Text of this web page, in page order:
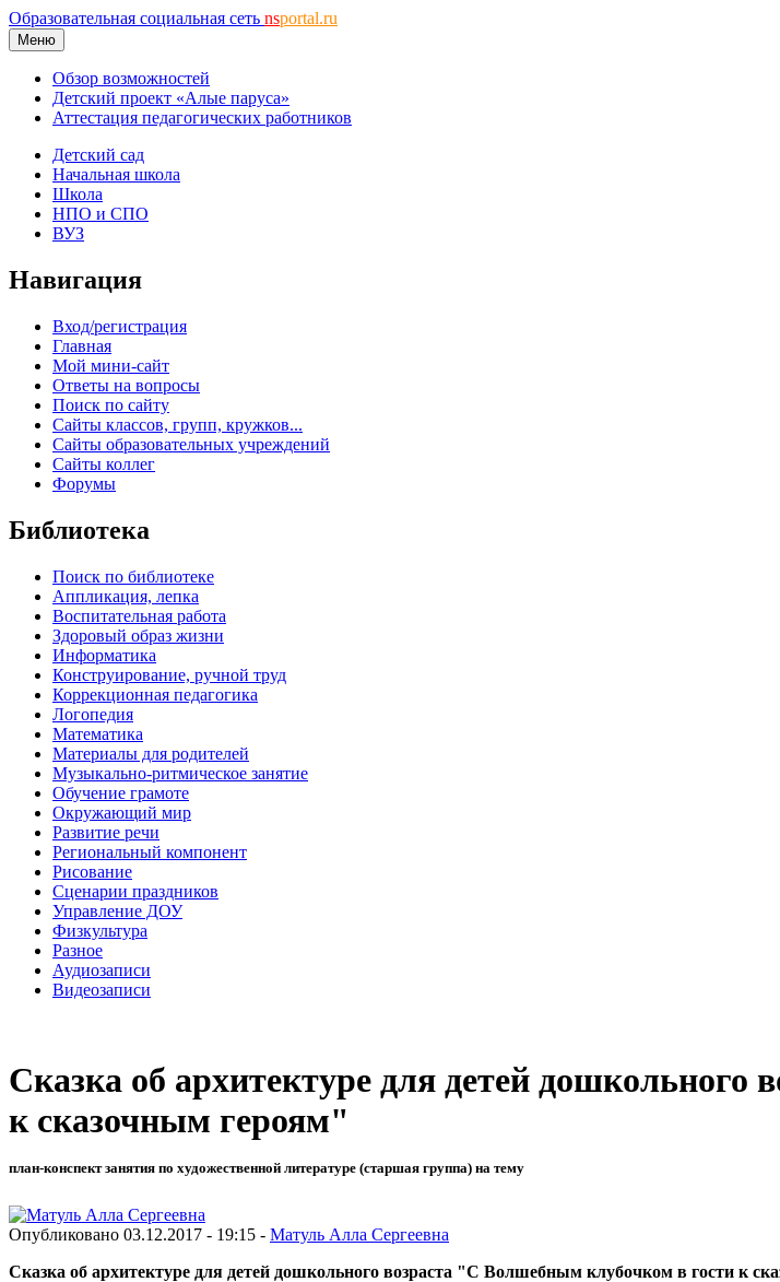
Образовательная социальная сеть nsportal.ru
Меню
Обзор возможностей
Детский проект «Алые паруса»
Аттестация педагогических работников
Детский сад
Начальная школа
Школа
НПО и СПО
ВУЗ
Навигация
Вход/регистрация
Главная
Мой мини-сайт
Ответы на вопросы
Поиск по сайту
Сайты классов, групп, кружков...
Сайты образовательных учреждений
Сайты коллег
Форумы
Библиотека
Поиск по библиотеке
Аппликация, лепка
Воспитательная работа
Здоровый образ жизни
Информатика
Конструирование, ручной труд
Коррекционная педагогика
Логопедия
Математика
Материалы для родителей
Музыкально-ритмическое занятие
Обучение грамоте
Окружающий мир
Развитие речи
Региональный компонент
Рисование
Сценарии праздников
Управление ДОУ
Физкультура
Разное
Аудиозаписи
Видеозаписи
Сказка об архитектуре для детей
к сказочным героям"
план-конспект занятия по художественной литературе (старшая группа) на тему
Опубликовано 03.12.2017 - 19:15 - Матуль Алла Сергеевна
Сказка об архитектуре для детей дошкольного возраста "С Волшебным клубочком в гости к